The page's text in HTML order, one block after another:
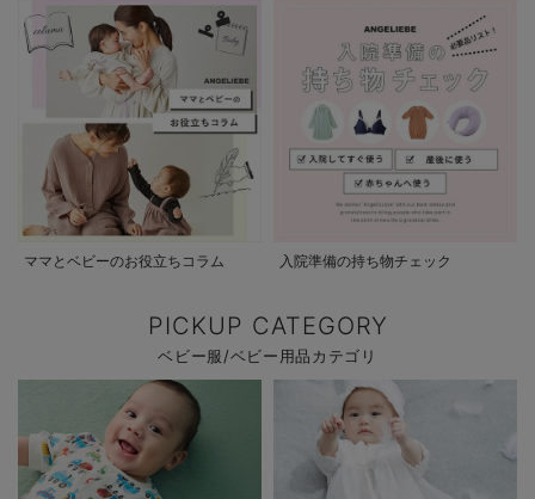
ママとベビーのお役立ちコラム 入院準備の持ち物チェック
PICKUP CATEGORY
ベビー服/ベビー用品カテゴリ